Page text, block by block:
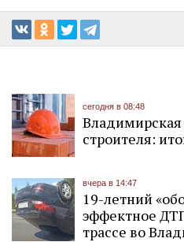
сегодня в 08:48
Владимирская
строителя:
вчера в 14:47
19-летний
эффектное
трассе во